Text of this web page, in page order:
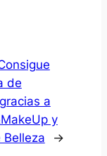
de
a
y
Belleza
→